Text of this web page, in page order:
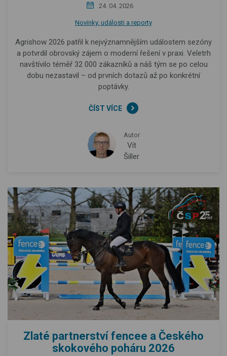
24. 04. 2026
Novinky, události a reporty
Agrishow 2026 patřil k nejvýznamnějším událostem sezóny
a potvrdil obrovský zájem o moderní řešení v praxi. Veletrh
navštívilo téměř 32 000 zákazníků a náš tým se po celou
dobu nezastavil – od prvních dotazů až po konkrétní
poptávky.
ČÍST VÍCE
Autor
Vít
Šiller
Zlaté partnerství fencee a Českého
skokového poháru 2026